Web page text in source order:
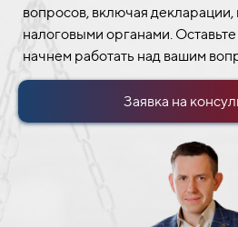
вопросов, включая
налоговыми органами.
начнем работать над вашим
Заявка на